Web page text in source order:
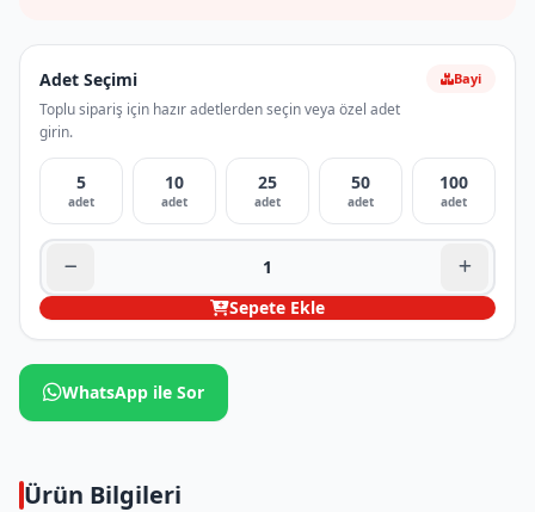
Adet Seçimi
Toplu sipariş için hazır adetlerden seçin veya özel adet
girin.
Bayi
5
adet
10
adet
25
adet
50
adet
100
adet
Sepete Ekle
WhatsApp ile Sor
Ürün Bilgileri